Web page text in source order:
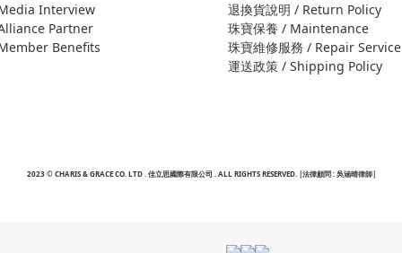
Interview
Partner
Benefits
退換貨說明 / Return Policy
珠寶保養 / Maintenance
珠寶維修服務 / Repair Service
運送政策 / Shipping Policy
2023 © CHARIS & GRACE CO. LTD . 佳立思國際有限公司 . ALL RIGHTS RESERVED. |法律顧問 : 吳涵晴律師|